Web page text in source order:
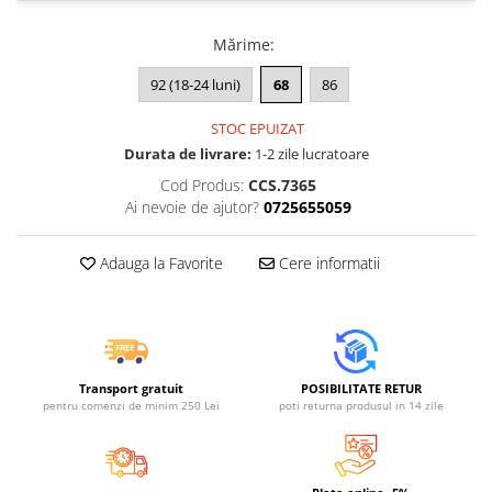
Muzica si instrumente
Saltelute si centre de activitati
Trenuri cu sine
Vehicule de constructii
Mărime:
92 (18-24 luni) 68 86
STOC EPUIZAT
Durata de livrare: 1-2 zile lucratoare
Cod Produs: CCS.7365
Ai nevoie de ajutor? 0725655059
Adauga la Favorite Cere informatii
Transport gratuit
pentru comenzi de minim 250 Lei
POSIBILITATE RETUR
poti returna produsul in 14 zile